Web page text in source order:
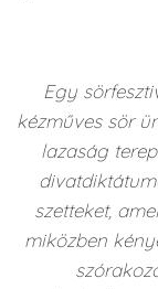
Egy
kézműves sör
lazaság
szetteket,
miközben